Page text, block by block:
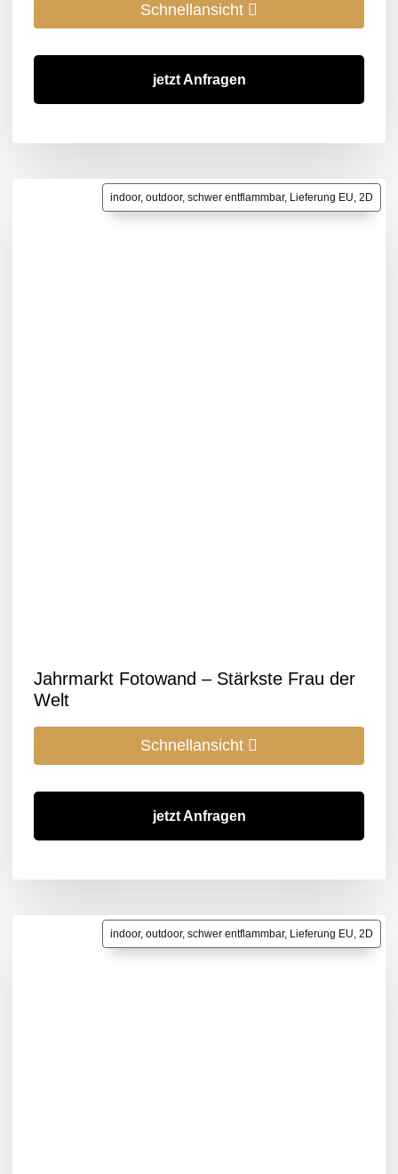
Schnellansicht
jetzt Anfragen
indoor, outdoor, schwer entflammbar, Lieferung EU, 2D
Jahrmarkt Fotowand – Stärkste Frau der
Welt
Schnellansicht
jetzt Anfragen
indoor, outdoor, schwer entflammbar, Lieferung EU, 2D